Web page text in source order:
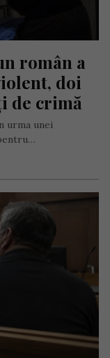
român a
doi
de crimă
urma unei